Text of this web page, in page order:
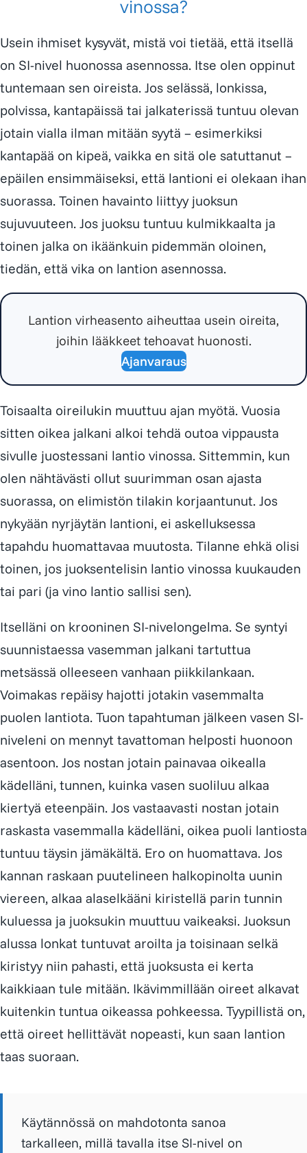
vinossa?
Usein ihmiset kysyvät, mistä voi tietää, että itsellä
on SI-nivel huonossa asennossa. Itse olen oppinut
tuntemaan sen oireista. Jos selässä, lonkissa,
polvissa, kantapäissä tai jalkaterissä tuntuu olevan
jotain vialla ilman mitään syytä – esimerkiksi
kantapää on kipeä, vaikka en sitä ole satuttanut –
epäilen ensimmäiseksi, että lantioni ei olekaan ihan
suorassa. Toinen havainto liittyy juoksun
sujuvuuteen. Jos juoksu tuntuu kulmikkaalta ja
toinen jalka on ikäänkuin pidemmän oloinen,
tiedän, että vika on lantion asennossa.
Lantion virheasento aiheuttaa usein oireita,
joihin lääkkeet tehoavat huonosti.
Ajanvaraus
Toisaalta oireilukin muuttuu ajan myötä. Vuosia
sitten oikea jalkani alkoi tehdä outoa vippausta
sivulle juostessani lantio vinossa. Sittemmin, kun
olen nähtävästi ollut suurimman osan ajasta
suorassa, on elimistön tilakin korjaantunut. Jos
nykyään nyrjäytän lantioni, ei askelluksessa
tapahdu huomattavaa muutosta. Tilanne ehkä olisi
toinen, jos juoksentelisin lantio vinossa kuukauden
tai pari (ja vino lantio sallisi sen).
Itselläni on krooninen SI-nivelongelma. Se syntyi
suunnistaessa vasemman jalkani tartuttua
metsässä olleeseen vanhaan piikkilankaan.
Voimakas repäisy hajotti jotakin vasemmalta
puolen lantiota. Tuon tapahtuman jälkeen vasen SI-
niveleni on mennyt tavattoman helposti huonoon
asentoon. Jos nostan jotain painavaa oikealla
kädelläni, tunnen, kuinka vasen suoliluu alkaa
kiertyä eteenpäin. Jos vastaavasti nostan jotain
raskasta vasemmalla kädelläni, oikea puoli lantiosta
tuntuu täysin jämäkältä. Ero on huomattava. Jos
kannan raskaan puutelineen halkopinolta uunin
viereen, alkaa alaselkääni kiristellä parin tunnin
kuluessa ja juoksukin muuttuu vaikeaksi. Juoksun
alussa lonkat tuntuvat aroilta ja toisinaan selkä
kiristyy niin pahasti, että juoksusta ei kerta
kaikkiaan tule mitään. Ikävimmillään oireet alkavat
kuitenkin tuntua oikeassa pohkeessa. Tyypillistä on,
että oireet hellittävät nopeasti, kun saan lantion
taas suoraan.
Käytännössä on mahdotonta sanoa
tarkalleen, millä tavalla itse SI-nivel on